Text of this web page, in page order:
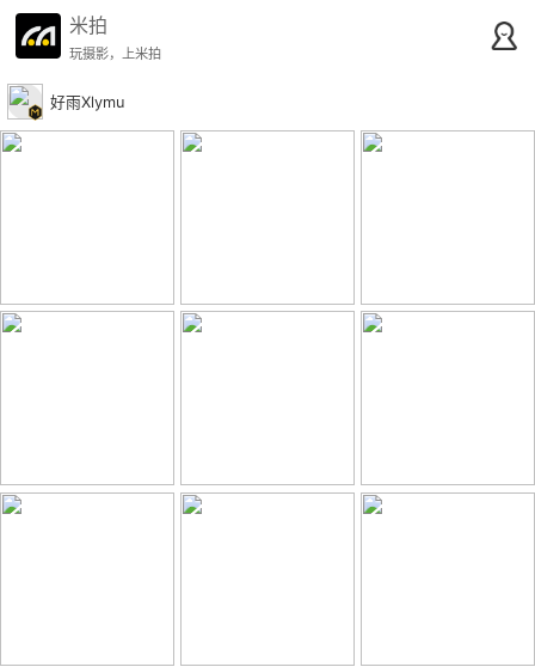
米拍
玩摄影，上米拍
好雨Xlymu